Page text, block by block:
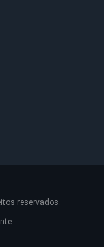
reservados.